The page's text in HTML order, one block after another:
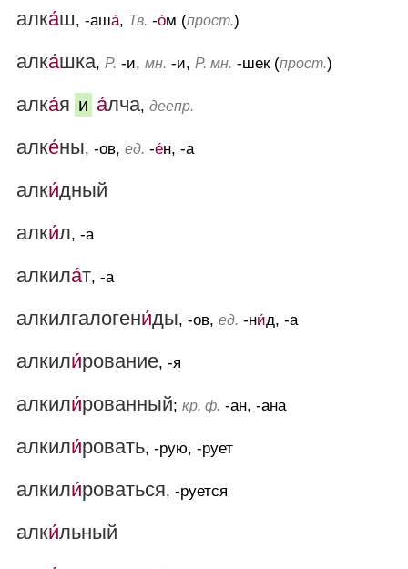
алка́ш, -аша́, Тв. -о́м (прост.)
алка́шка, Р. -и, мн. -и, Р. мн. -шек (прост.)
алка́я и а́лча, деепр.
алке́ны, -ов, ед. -е́н, -а
алки́дный
алки́л, -а
алкила́т, -а
алкилгалогени́ды, -ов, ед. -ни́д, -а
алкили́рование, -я
алкили́рованный; кр. ф. -ан, -ана
алкили́ровать, -рую, -рует
алкили́роваться, -руется
алки́льный